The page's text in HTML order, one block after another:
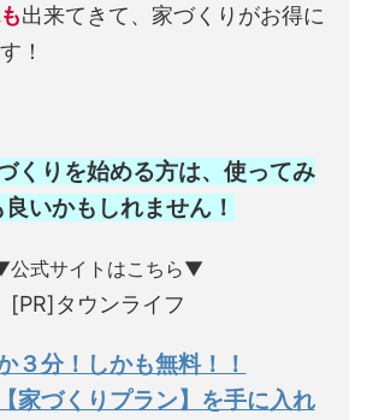
出来てきて、家づくりがお得に
！
くりを始める方は、使ってみ
良いかもしれません ！
公式サイトはこちら▼
[PR]タウンライフ
３分！しかも無料！！
家づくりプラン】を手に入れ